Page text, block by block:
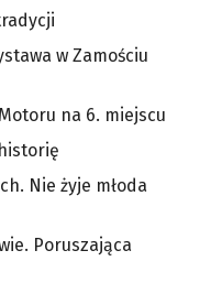
w Zamościu
na 6. miejscu
Nie żyje młoda
Poruszająca